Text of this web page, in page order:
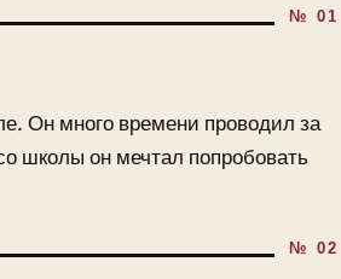
Он много времени проводил за
школы он мечтал попробовать